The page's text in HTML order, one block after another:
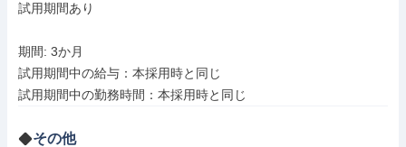
試用期間あり
期間: 3か月
試用期間中の給与：本採用時と同じ
その他